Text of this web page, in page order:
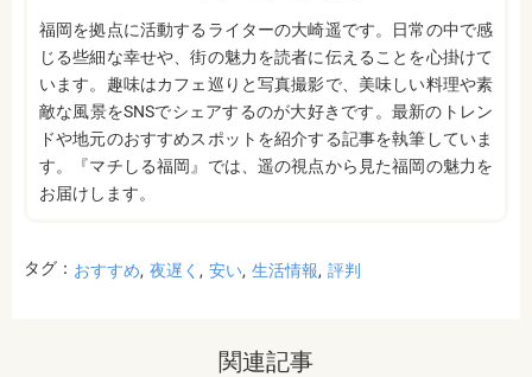
福岡を拠点に活動するライターの大崎遥です。日常の中で感
じる些細な幸せや、街の魅力を読者に伝えることを心掛けて
います。趣味はカフェ巡りと写真撮影で、美味しい料理や素
敵な風景をSNSでシェアするのが大好きです。最新のトレン
ドや地元のおすすめスポットを紹介する記事を執筆していま
す。『マチしる福岡』では、遥の視点から見た福岡の魅力を
お届けします。
タグ： おすすめ 夜遅く 安い 生活情報 評判
関連記事